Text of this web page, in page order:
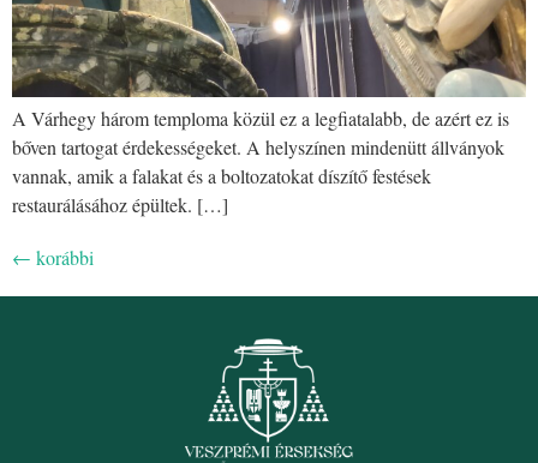
A Várhegy három temploma közül ez a legfiatalabb, de azért ez is
bőven tartogat érdekességeket. A helyszínen mindenütt állványok
vannak, amik a falakat és a boltozatokat díszítő festések
restaurálásához épültek. […]
← korábbi